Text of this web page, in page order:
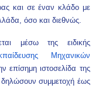
και σε έναν κλάδο με
όσο και διεθνώς.
μέσω της ειδικής
Μηχανικών
επίσημη ιστοσελίδα της
δηλώσουν συμμετοχή έως